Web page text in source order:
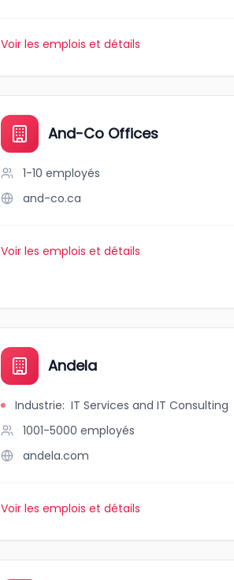
Voir les emplois et détails
And-Co Offices
1-10 employés
and-co.ca
Voir les emplois et détails
Andela
Industrie: IT Services and IT Consulting
1001-5000 employés
andela.com
Voir les emplois et détails